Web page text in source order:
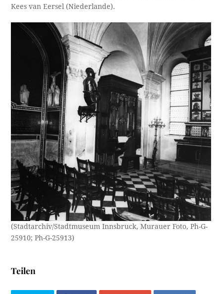
Kees van Eersel (Niederlande).
(Stadtarchiv/Stadtmuseum Innsbruck, Murauer Foto, Ph-G-
25910; Ph-G-25913)
Teilen